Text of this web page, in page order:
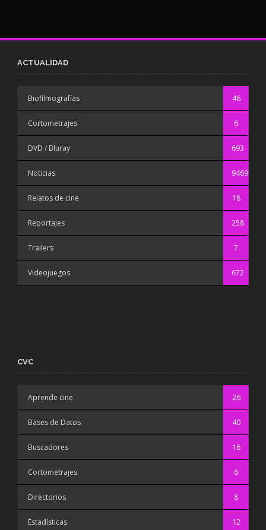
ACTUALIDAD
Biofilmografías 46
Cortometrajes 6
DVD / Bluray 693
Noticias 9469
Relatos de cine 18
Reportajes 258
Trailers 7
Videojuegos 672
CVC
Aprende cine 26
Bases de Datos 40
Buscadores 16
Cortometrajes 6
Directorios 8
Estadísticas 12